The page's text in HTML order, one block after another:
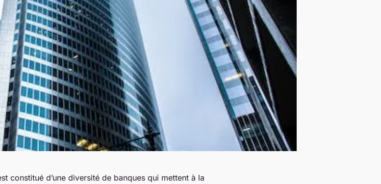
constitué d’une diversité de banques qui mettent à la